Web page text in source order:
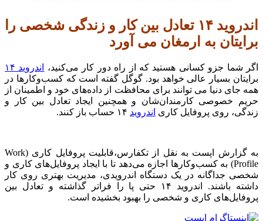
اندروید ۱۴ تعادل بین کار و زندگی شخصی را
برایتان به ارمغان می آورد
اگر شما جزو کسانی هستید که از راه دور کار می‌کنید،
اندروید ۱۴
برایتان بسیار عالی خواهد بود. گوگل گفته است که کسب‌وکارها در
همه جای دنیا می ‌توانند برای محافظت از داده‌های خود و اطمینان از
حریم خصوصی کارمندان‌شان و همچنین ایجاد تعادل بین کار و
زندگی، روی پروفایل کاری اندروید
به گزارش اپست به نقل از تکفارس،قابلیت پروفایل کاری (Work
Profile) به کسب‌وکارها اجازه می‌دهد تا با ایجاد پروفایل‌های کاری و
شخصی جداگانه در یک دستگاه اندرویدی، مدیریت بهتری روی کار
داشته باشند. اندروید ۱۴ حتی پا را فراتر گذاشته و تعادل بین
پروفایل‌های کاری و شخصی را بهبود بخشیده است.